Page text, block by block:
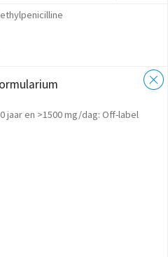
jaar en >1500 mg/dag: Off-label